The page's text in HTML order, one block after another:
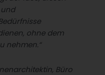
ohne dem
nehmen.“
Büro